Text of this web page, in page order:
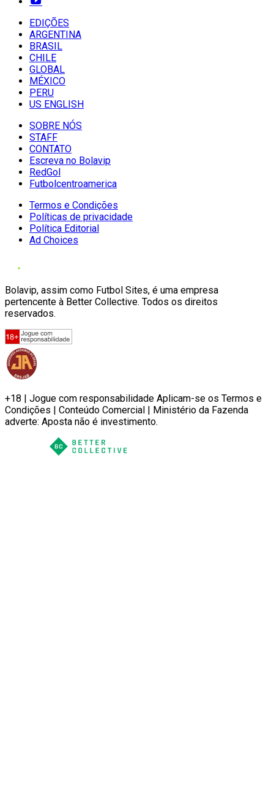
EDIÇÕES
ARGENTINA
BRASIL
CHILE
GLOBAL
MÉXICO
PERU
US ENGLISH
SOBRE NÓS
STAFF
CONTATO
Escreva no Bolavip
RedGol
Futbolcentroamerica
Termos e Condições
Políticas de privacidade
Política Editorial
Ad Choices
Bolavip, assim como Futbol Sites, é uma empresa
pertencente à Better Collective. Todos os direitos
reservados.
+18 | Jogue com responsabilidade Aplicam-se os Termos e
Condições | Conteúdo Comercial | Ministério da Fazenda
adverte: Aposta não é investimento.